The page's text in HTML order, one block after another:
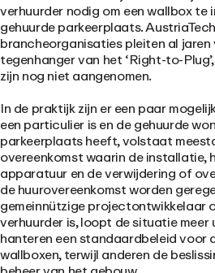
verhuurder nodig om een wallbox te
gehuurde parkeerplaats.
brancheorganisaties pleiten al
tegenhanger van het ‘Right-to-
zijn nog niet aangenomen.
In de praktijk zijn er een paar
een particulier is en de gehuurde
parkeerplaats heeft, volstaat
overeenkomst waarin de installatie,
apparatuur en de verwijdering of
de huurovereenkomst worden
gemeinnützige projectontwikkelaar
verhuurder is, loopt de situatie meer
hanteren een standaardbeleid voor
wallboxen, terwijl anderen de